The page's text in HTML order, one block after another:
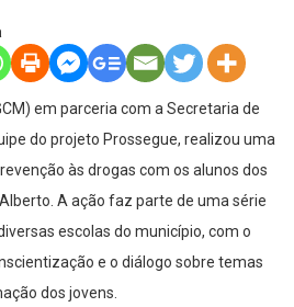
em parceria com a Secretaria de
do projeto Prossegue, realizou uma
às drogas com os alunos dos
A ação faz parte de uma série
escolas do município, com o
e o diálogo sobre temas
dos jovens.